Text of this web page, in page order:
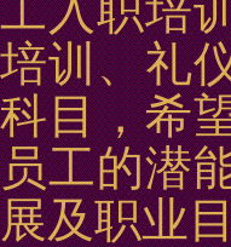
工入职培
培训、礼
科目，希
员工的潜
展及职业